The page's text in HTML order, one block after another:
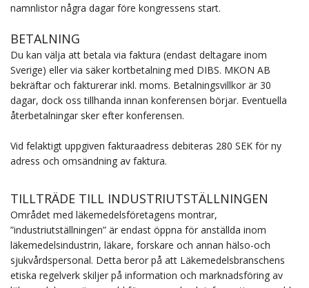
namnlistor några dagar före kongressens start.
BETALNING
Du kan välja att betala via faktura (endast deltagare inom
Sverige) eller via säker kortbetalning med DIBS. MKON AB
bekräftar och fakturerar inkl. moms. Betalningsvillkor är 30
dagar, dock oss tillhanda innan konferensen börjar. Eventuella
återbetalningar sker efter konferensen.
Vid felaktigt uppgiven fakturaadress debiteras 280 SEK för ny
adress och omsändning av faktura.
TILLTRÄDE TILL INDUSTRIUTSTÄLLNINGEN
Området med läkemedelsföretagens montrar,
”industriutställningen” är endast öppna för anställda inom
läkemedelsindustrin, läkare, forskare och annan hälso-och
sjukvårdspersonal. Detta beror på att Läkemedelsbranschens
etiska regelverk skiljer på information och marknadsföring av